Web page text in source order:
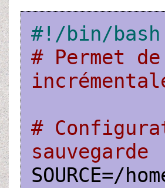
#!/bin/bash
# Permet
#
sauvegarde
SOURCE=/